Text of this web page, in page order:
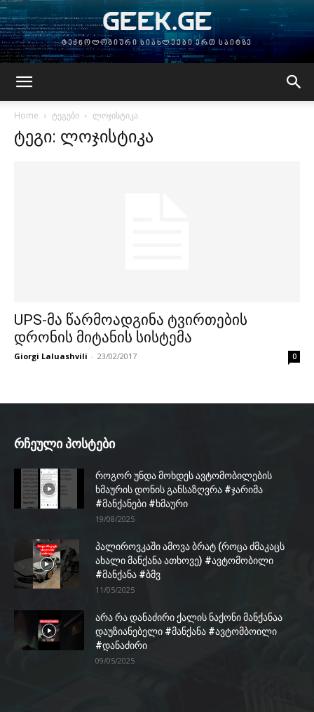
GEEK.GE
ტექნოლოგიური სიახლეები ერთ საიტზე
Home ტეგები ლოჯისტიკა
ტეგი: ლოჯისტიკა
UPS-მა წარმოადგინა ტვირთების
დრონის მიტანის სისტემა
Giorgi Laluashvili - 23/02/2017 0
რჩეული პოსტები
როგორ უნდა მოხდეს ავტომობილების
ხმაურის დონის განსაზღვრა #ჯარიმა
#მანქანები #ხმაური
19/08/2025
პალიროვკაში ამოვა ბრატ (როცა ძმაკაცს
ახალი მანქანა ათხოვე) #ავტომობილი
#მანქანა #ბმვ
11/05/2025
არა რა დანაძირი ქალის ნაქონი მანქანაა
დაუზიანებელი #მანქანა #ავტომბოილი
#დანაძირი
09/05/2025